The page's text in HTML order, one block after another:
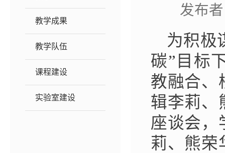
教学成果
教学队伍
课程建设
实验室建设
发布
为积极
碳”目标
教融合、
辑李莉、
座谈会，
莉、熊荣